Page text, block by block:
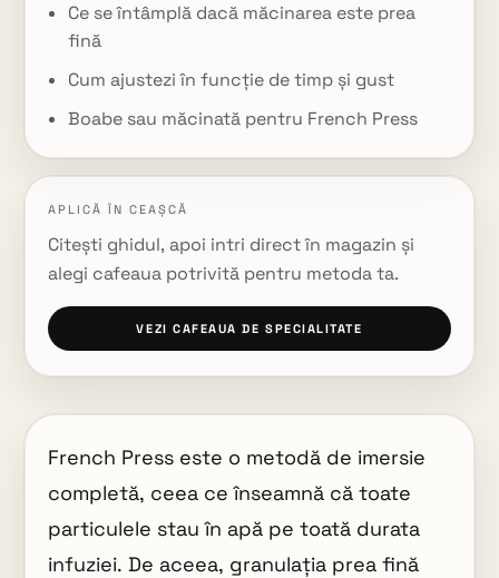
Ce se întâmplă dacă măcinarea este prea
fină
Cum ajustezi în funcție de timp și gust
Boabe sau măcinată pentru French Press
APLICĂ ÎN CEAȘCĂ
Citești ghidul, apoi intri direct în magazin și
alegi cafeaua potrivită pentru metoda ta.
VEZI CAFEAUA DE SPECIALITATE
French Press este o metodă de imersie
completă, ceea ce înseamnă că toate
particulele stau în apă pe toată durata
infuziei. De aceea, granulația prea fină